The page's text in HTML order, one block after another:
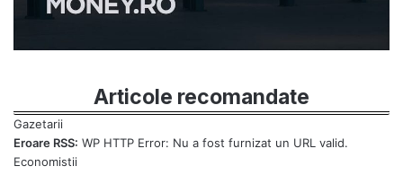
Articole recomandate
Eroare RSS: WP HTTP Error: Nu a fost furnizat un URL valid.